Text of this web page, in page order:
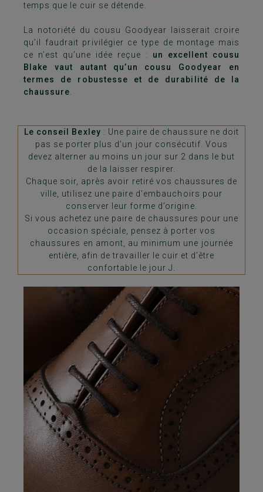
temps que le cuir se détende.
La notoriété du cousu Goodyear laisserait croire
qu’il faudrait privilégier ce type de montage mais
ce n’est qu’une idée reçue : un excellent cousu
Blake vaut autant qu’un cousu Goodyear en
termes de robustesse et de durabilité de la
chaussure.
Le conseil Bexley : Une paire de chaussure ne doit
pas se porter plus d’un jour consécutif. Vous
devez alterner au moins un jour sur 2 dans le but
de la laisser respirer.
Chaque soir, après avoir retiré vos chaussures de
ville, utilisez une paire d'embauchoirs pour
conserver leur forme d’origine.
Si vous achetez une paire de chaussures pour une
occasion spéciale, pensez à porter vos
chaussures en amont, au minimum une journée
entière, afin de travailler le cuir et d’être
confortable le jour J.